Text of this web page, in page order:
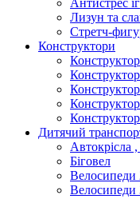
Антистрес
Лизун та
Стретч-
Конструктори
Дитячий
Автокрісла ,
Біговел
Велосипеди
Велосипеди